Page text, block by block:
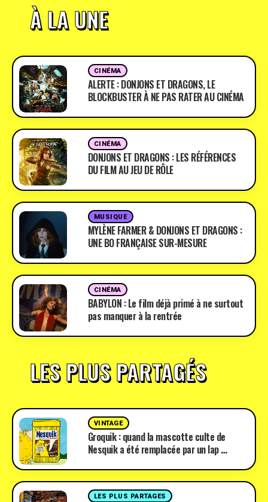
À LA UNE
CINÉMA
ALERTE : DONJONS ET DRAGONS, LE
BLOCKBUSTER À NE PAS RATER AU CINÉMA
CINÉMA
DONJONS ET DRAGONS : LES RÉFÉRENCES
DU FILM AU JEU DE RÔLE
MUSIQUE
MYLÈNE FARMER & DONJONS ET DRAGONS :
UNE BO FRANÇAISE SUR-MESURE
CINÉMA
BABYLON : Le film déjà primé à ne surtout
pas manquer à la rentrée
LES PLUS PARTAGÉS
VINTAGE
Groquik : quand la mascotte culte de
Nesquik a été remplacée par un lap …
LES PLUS PARTAGES